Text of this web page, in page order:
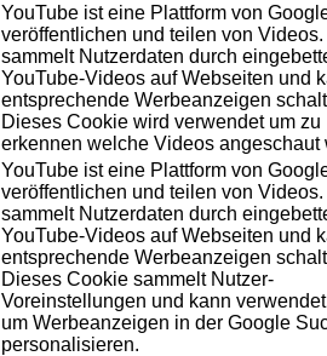
YouTube ist eine Plattform von
veröffentlichen und teilen von
sammelt Nutzerdaten durch
YouTube-Videos auf Webseiten und
entsprechende Werbeanzeigen
Dieses Cookie wird verwendet um zu
erkennen welche Videos angeschaut
YouTube ist eine Plattform von
veröffentlichen und teilen von
sammelt Nutzerdaten durch
YouTube-Videos auf Webseiten und
entsprechende Werbeanzeigen
Dieses Cookie sammelt Nutzer-
Voreinstellungen und kann
um Werbeanzeigen in der Google
personalisieren.